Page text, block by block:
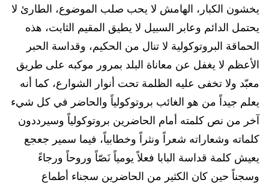
يخشون الكبار، الهامش لا يحب صلب الموضوع، الطارئ لا
يحتمل الدائم وعابر السبيل لا يطيق المقيم الثابت، هذه
الحماقة البروتوكولية لا تنال من الحكيم، وقداسة الحبر
الأعظم لا يغفل عن معاناة البلد بمرور موكبه على طريق
معبّد ولا تخفى عليه الظلمة تحت أنوار الشوارع، كما أنه
يعلم جيداً من هو الغائب بروتوكولياً والحاضر في كل شيء
آخر من نص كلمته أمام الحاضرين بروتوكولياً وسيرددون
كلماته وشعاراته شعراً ونثراً وخطابياً، فيما سمير جعجع
يعيش كلمة قداسة البابا فعلاً يومياً نَصّاً وروحاً ورجاءً
وسجناً حين كان الكثير من الحاضرين سجناء أطماع